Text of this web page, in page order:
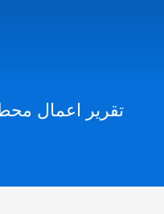
تقرير اعمال محطة